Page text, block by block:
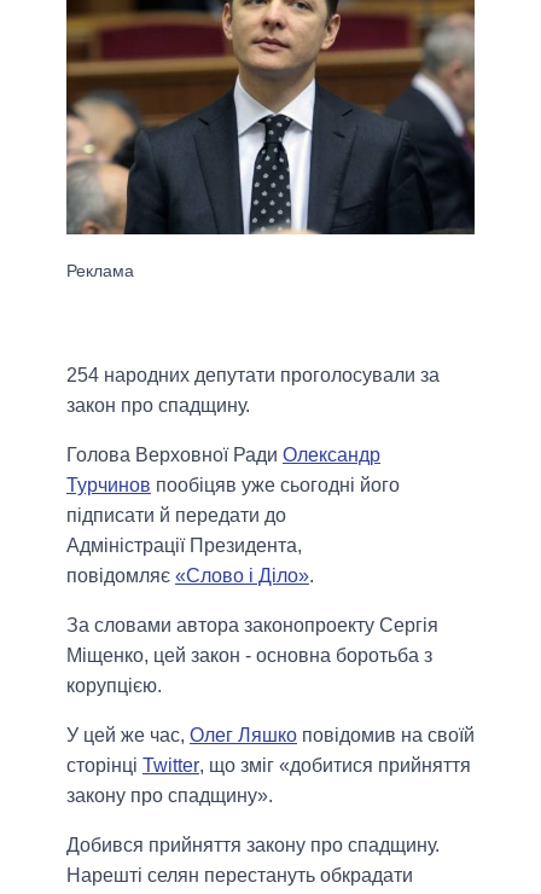
254 народних депутати проголосували за
закон про спадщину.
Голова Верховної Ради Олександр
Турчинов пообіцяв уже сьогодні його
підписати й передати до
Адміністрації Президента,
повідомляє «Слово і Діло».
За словами автора законопроекту Сергія
Міщенко, цей закон - основна боротьба з
корупцією.
У цей же час, Олег Ляшко повідомив на своїй
сторінці Twitter, що зміг «добитися прийняття
закону про спадщину».
Добився прийняття закону про спадщину.
Нарешті селян перестануть обкрадати